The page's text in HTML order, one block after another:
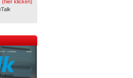
(hier klicken)